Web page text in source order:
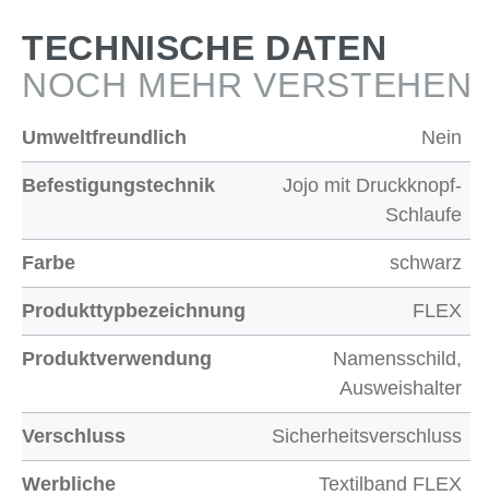
TECHNISCHE DATEN
NOCH MEHR VERSTEHEN
Umweltfreundlich Nein
Befestigungstechnik
Jojo mit Druckknopf-
Schlaufe
Farbe schwarz
Produkttypbezeichnung FLEX
Produktverwendung
Namensschild,
Ausweishalter
Verschluss Sicherheitsverschluss
Werbliche
Textilband FLEX